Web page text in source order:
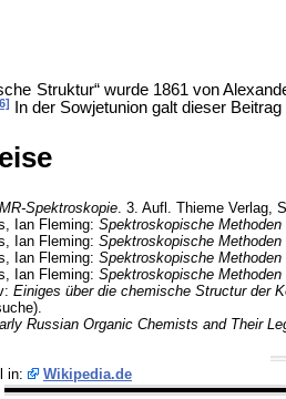
Struktur“ wurde 1861 von
In der Sowjetunion galt dieser
Spektroskopie. 3. Aufl. Thieme Verlag,
Ian Fleming: Spektroskopische
Ian Fleming: Spektroskopische
Ian Fleming: Spektroskopische
Ian Fleming: Spektroskopische
Einiges über die chemische Structur der
Russian Organic Chemists and Their
in: Wikipedia.de